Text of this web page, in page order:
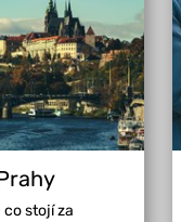
co stojí za